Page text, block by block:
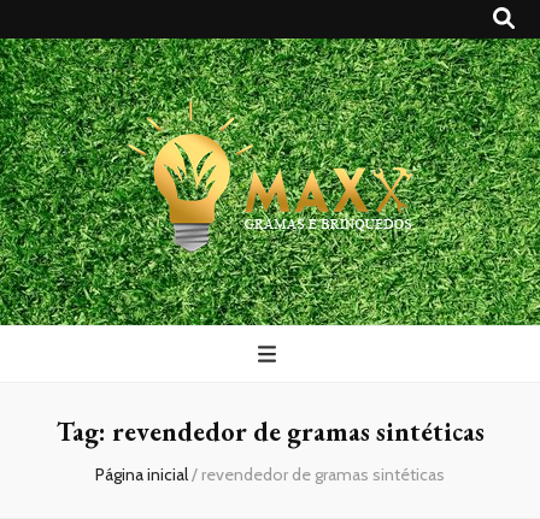
Maxx Gramas
Blog
Tag: revendedor de gramas sintéticas
Página inicial/ revendedor de gramas sintéticas